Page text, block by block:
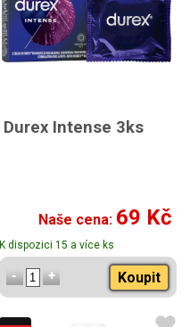
Durex Intense 3ks
Naše cena: 69 Kč
K dispozici 15 a více ks
Koupit